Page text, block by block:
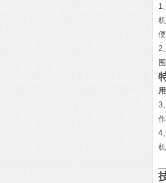
1、
便
2
3
4